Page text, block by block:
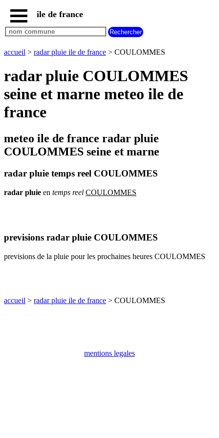
accueil
paris
communes
communes
hauts
de
seine
communes
marne
communes
saint
denis
communes
val
marne
pluie
ile de france
accueil > radar pluie ile de france > COULOMMES
radar pluie COULOMMES
seine et marne meteo ile de
france
meteo ile de france radar pluie
COULOMMES seine et marne
radar pluie temps reel COULOMMES
radar pluie en temps reel COULOMMES
previsions radar pluie COULOMMES
previsions de la pluie pour les prochaines heures COULOMMES
accueil > radar pluie ile de france > COULOMMES
mentions legales